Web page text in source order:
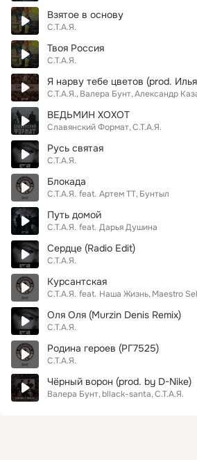
Взятое в основу
С.Т.А.Я.
Твоя Россия
С.Т.А.Я.
Я нарву тебе цветов (prod.
С.Т.А.Я. Валера Бунт Александр
ВЕДЬМИН ХОХОТ
Славянский Формат С.Т.А.Я.
Русь святая
С.Т.А.Я.
Блокада
С.Т.А.Я. feat. Артем ТТ Бунтыл
Путь домой
С.Т.А.Я. feat. Дарья Душина
Сердце (Radio Edit)
С.Т.А.Я.
Курсантская
С.Т.А.Я. feat. Наша Жизнь Maestro
Оля Оля (Murzin Denis Remix)
С.Т.А.Я.
Родина героев (РГ7525)
С.Т.А.Я.
Чёрный ворон (prod. by D-Nike)
Валера Бунт bllack-santa С.Т.А.Я.